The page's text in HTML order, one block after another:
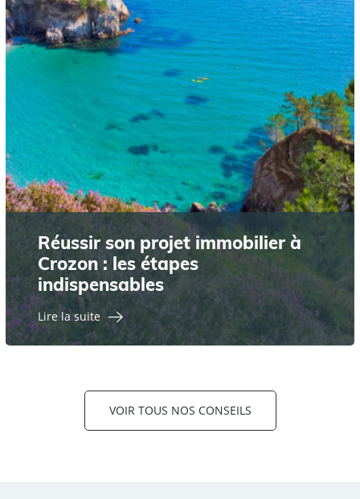
Réussir son projet immobilier à
Crozon : les étapes
indispensables
Lire la suite
VOIR TOUS NOS CONSEILS